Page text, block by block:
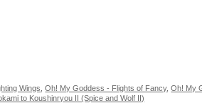
Wings ,Oh! My Goddess - Flights of Fancy,Oh! My
to Koushinryou II (Spice and Wolf II)